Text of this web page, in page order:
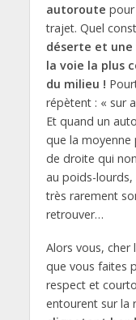
autoroute
trajet. Quel
déserte et
la voie la plus
du milieu !
répètent : « sur
Et quand un
que la moyenne
de droite qui
au poids-lourds,
très rarement
retrouver…
Alors vous, cher
que vous faites
respect et
entourent sur la